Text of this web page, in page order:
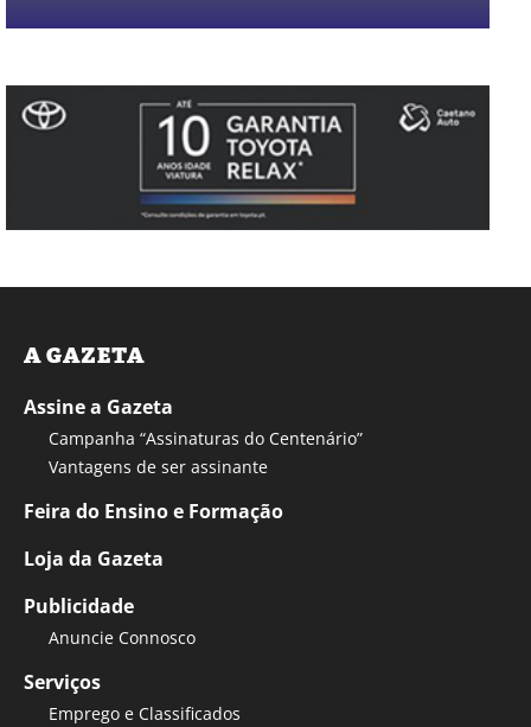
A GAZETA
Assine a Gazeta
Campanha “Assinaturas do Centenário”
Vantagens de ser assinante
Feira do Ensino e Formação
Loja da Gazeta
Publicidade
Anuncie Connosco
Serviços
Emprego e Classificados